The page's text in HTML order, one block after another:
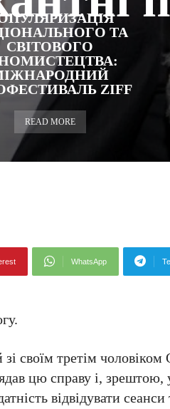
ТА
СВІТОВОГО
ZIFF
READ MORE
WhatsApp
своїм третім чоловіком
цю справу і, зрештою,
відвідувати